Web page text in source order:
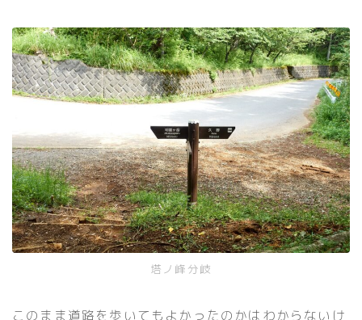
塔ノ峰分岐
このまま道路を歩いてもよかったのかはわからないけ